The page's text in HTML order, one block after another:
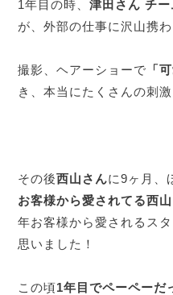
1年目の時、津田さん チー
が、外部の仕事に沢山携
撮影、ヘアーショーで 「
き、本当にたくさんの刺
その後西山さんに9ヶ月、
お客様から愛されてる西
年お客様から愛されるス
思いました！
この頃1年目でペーペーだ